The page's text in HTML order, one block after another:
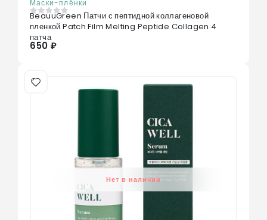
Маски-плёнки
0 из 5
BeauuGreen Патчи с пептидной коллагеновой
пленкой Patch Film Melting Peptide Collagen 4
патча
650 ₽
Нет в наличии